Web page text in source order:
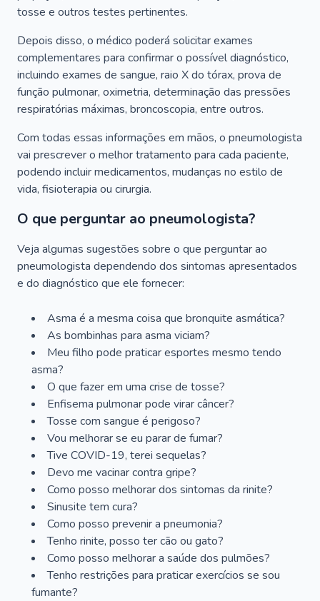
tosse e outros testes pertinentes.
Depois disso, o médico poderá solicitar exames
complementares para confirmar o possível diagnóstico,
incluindo exames de sangue, raio X do tórax, prova de
função pulmonar, oximetria, determinação das pressões
respiratórias máximas, broncoscopia, entre outros.
Com todas essas informações em mãos, o pneumologista
vai prescrever o melhor tratamento para cada paciente,
podendo incluir medicamentos, mudanças no estilo de
vida, fisioterapia ou cirurgia.
O que perguntar ao pneumologista?
Veja algumas sugestões sobre o que perguntar ao
pneumologista dependendo dos sintomas apresentados
e do diagnóstico que ele fornecer:
Asma é a mesma coisa que bronquite asmática?
As bombinhas para asma viciam?
Meu filho pode praticar esportes mesmo tendo
asma?
O que fazer em uma crise de tosse?
Enfisema pulmonar pode virar câncer?
Tosse com sangue é perigoso?
Vou melhorar se eu parar de fumar?
Tive COVID-19, terei sequelas?
Devo me vacinar contra gripe?
Como posso melhorar dos sintomas da rinite?
Sinusite tem cura?
Como posso prevenir a pneumonia?
Tenho rinite, posso ter cão ou gato?
Como posso melhorar a saúde dos pulmões?
Tenho restrições para praticar exercícios se sou
fumante?